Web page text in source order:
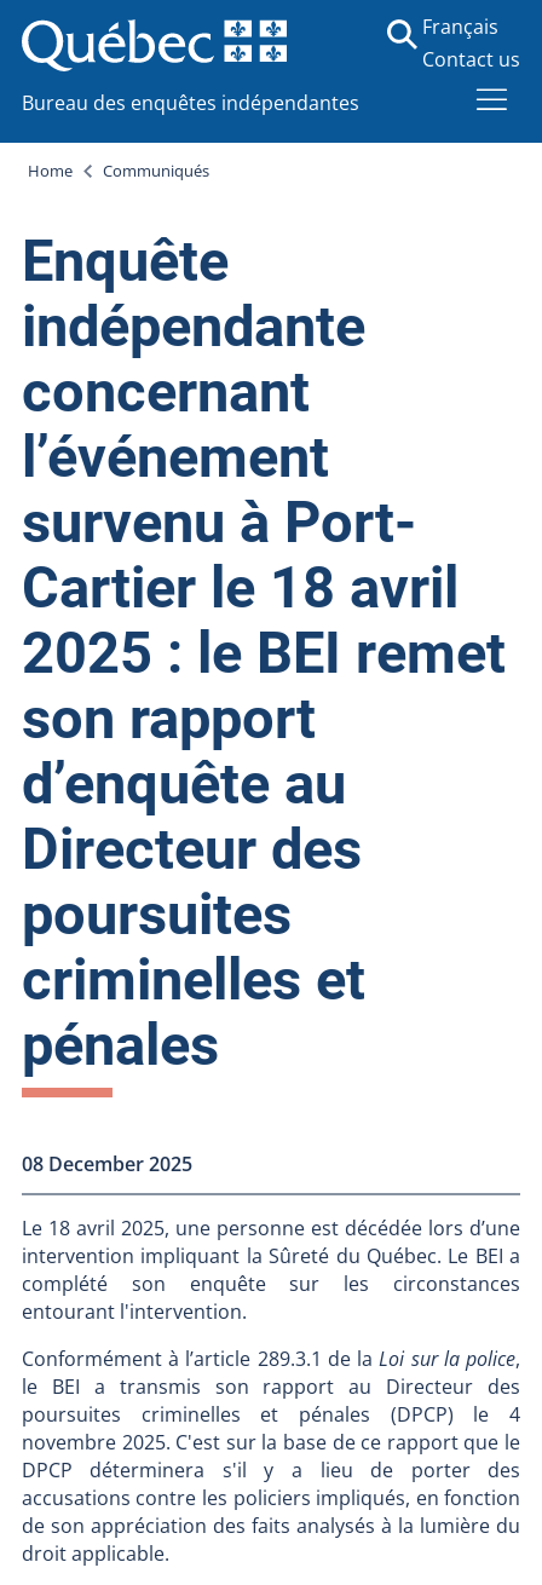
Bureau des enquêtes indépendantes
Français
Contact us
Home Communiqués
Enquête
indépendante
concernant
l’événement
survenu à Port-
Cartier le 18 avril
2025 : le BEI remet
son rapport
d’enquête au
Directeur des
poursuites
criminelles et
pénales
08 December 2025
Le 18 avril 2025, une personne est décédée lors d’une
intervention impliquant la Sûreté du Québec. Le BEI a
complété son enquête sur les circonstances
entourant l'intervention.
Conformément à l’article 289.3.1 de laLoi sur la police,
le BEI a transmis son rapport au Directeur des
poursuites criminelles et pénales (DPCP) le 4
novembre 2025. C'est sur la base de ce rapport que le
DPCP déterminera s'il y a lieu de porter des
accusations contre les policiers impliqués, en fonction
de son appréciation des faits analysés à la lumière du
droit applicable.